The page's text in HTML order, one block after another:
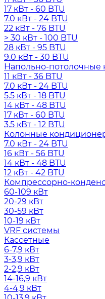
17 кВт - 60 BTU
7.0 кВт - 24 BTU
22 кВт - 76 BTU
> 30 кВт - 100 BTU
28 кВт - 95 BTU
9.0 кВт - 30 BTU
Напольно-потолочные
11 кВт - 36 BTU
7.0 кВт - 24 BTU
5.5 кВт - 18 BTU
14 кВт - 48 BTU
17 кВт - 60 BTU
3.5 кВт - 12 BTU
Колонные
7.0 кВт - 24 BTU
16 кВт - 56 BTU
14 кВт - 48 BTU
12 кВт - 42 BTU
Компрессорно-
60-109 кВт
20-29 кВт
30-59 кВт
10-19 кВт
VRF системы
Кассетные
6-7,9 кВт
3-3,9 кВт
2-2,9 кВт
14-16,9 кВт
4-4,9 кВт